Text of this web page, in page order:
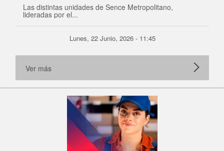
Las distintas unidades de Sence Metropolitano,
lideradas por el...
Lunes, 22 Junio, 2026 - 11:45
Ver más